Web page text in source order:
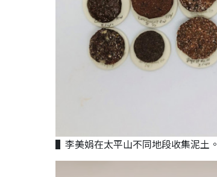
▌李美娟在太平山不同地段收集泥土。